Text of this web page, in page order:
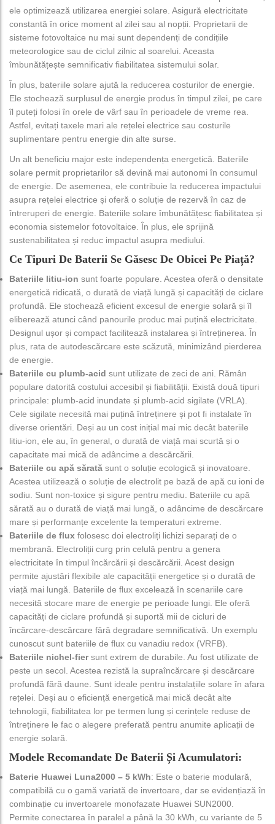
ele optimizează utilizarea energiei solare. Asigură electricitate
constantă în orice moment al zilei sau al nopții. Proprietarii de
sisteme fotovoltaice nu mai sunt dependenți de condițiile
meteorologice sau de ciclul zilnic al soarelui. Aceasta
îmbunătățește semnificativ fiabilitatea sistemului solar.
În plus, bateriile solare ajută la reducerea costurilor de energie.
Ele stochează surplusul de energie produs în timpul zilei, pe care
îl puteți folosi în orele de vârf sau în perioadele de vreme rea.
Astfel, evitați taxele mari ale rețelei electrice sau costurile
suplimentare pentru energie din alte surse.
Un alt beneficiu major este independența energetică. Bateriile
solare permit proprietarilor să devină mai autonomi în consumul
de energie. De asemenea, ele contribuie la reducerea impactului
asupra rețelei electrice și oferă o soluție de rezervă în caz de
întreruperi de energie. Bateriile solare îmbunătățesc fiabilitatea și
economia sistemelor fotovoltaice. În plus, ele sprijină
sustenabilitatea și reduc impactul asupra mediului.
Ce Tipuri De Baterii Se Găsesc De Obicei Pe Piață?
Bateriile litiu-ion sunt foarte populare. Acestea oferă o densitate
energetică ridicată, o durată de viață lungă și capacități de ciclare
profundă. Ele stochează eficient excesul de energie solară și îl
eliberează atunci când panourile produc mai puțină electricitate.
Designul ușor și compact facilitează instalarea și întreținerea. În
plus, rata de autodescărcare este scăzută, minimizând pierderea
de energie.
Bateriile cu plumb-acid sunt utilizate de zeci de ani. Rămân
populare datorită costului accesibil și fiabilității. Există două tipuri
principale: plumb-acid inundate și plumb-acid sigilate (VRLA).
Cele sigilate necesită mai puțină întreținere și pot fi instalate în
diverse orientări. Deși au un cost inițial mai mic decât bateriile
litiu-ion, ele au, în general, o durată de viață mai scurtă și o
capacitate mai mică de adâncime a descărcării.
Bateriile cu apă sărată sunt o soluție ecologică și inovatoare.
Acestea utilizează o soluție de electrolit pe bază de apă cu ioni de
sodiu. Sunt non-toxice și sigure pentru mediu. Bateriile cu apă
sărată au o durată de viață mai lungă, o adâncime de descărcare
mare și performanțe excelente la temperaturi extreme.
Bateriile de flux folosesc doi electroliți lichizi separați de o
membrană. Electroliții curg prin celulă pentru a genera
electricitate în timpul încărcării și descărcării. Acest design
permite ajustări flexibile ale capacității energetice și o durată de
viață mai lungă. Bateriile de flux excelează în scenariile care
necesită stocare mare de energie pe perioade lungi. Ele oferă
capacități de ciclare profundă și suportă mii de cicluri de
încărcare-descărcare fără degradare semnificativă. Un exemplu
cunoscut sunt bateriile de flux cu vanadiu redox (VRFB).
Bateriile nichel-fiersunt extrem de durabile. Au fost utilizate de
peste un secol. Acestea rezistă la supraîncărcare și descărcare
profundă fără daune. Sunt ideale pentru instalațiile solare în afara
rețelei. Deși au o eficiență energetică mai mică decât alte
tehnologii, fiabilitatea lor pe termen lung și cerințele reduse de
întreținere le fac o alegere preferată pentru anumite aplicații de
energie solară.
Modele Recomandate De Baterii Și Acumulatori:
Baterie Huawei Luna2000 – 5 kWh: Este o baterie modulară,
compatibilă cu o gamă variată de invertoare, dar se evidențiază în
combinație cu invertoarele monofazate Huawei SUN2000.
Permite conectarea în paralel a până la 30 kWh, cu variante de 5